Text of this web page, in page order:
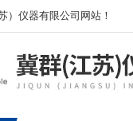
）仪器有限公司网站！